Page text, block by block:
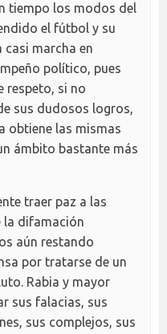
tiempo los modos del
el fútbol y su
marcha en
político, pues
respeto, si no
sus dudosos logros,
obtiene las mismas
ámbito bastante más
traer paz a las
la difamación
aún restando
por tratarse de un
Rabia y mayor
sus falacias, sus
sus complejos, sus